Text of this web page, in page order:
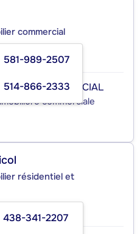
commercial
581-989-2507
514-866-2333COMMERCIAL
commerciale
résidentiel et
438-341-2207